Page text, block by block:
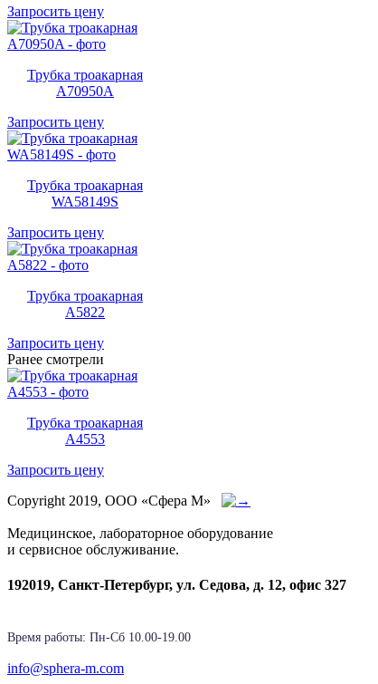
Запросить цену
Трубка троакарная
A70950A
Запросить цену
Трубка троакарная
WA58149S
Запросить цену
Трубка троакарная
A5822
Запросить цену
Ранее смотрели
Трубка троакарная
A4553
Запросить цену
Copyright 2019, ООО «Сфера М»
Медицинское, лабораторное оборудование
и сервисное обслуживание.
192019, Санкт-Петербург, ул. Седова, д. 12, офис 327
Время работы: Пн-Cб 10.00-19.00
info@sphera-m.com